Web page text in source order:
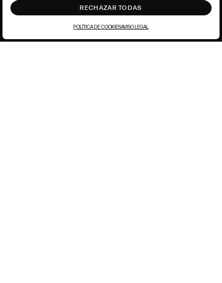
RECHAZAR TODAS
POLÍTICA DE COOKIESAVISO LEGAL